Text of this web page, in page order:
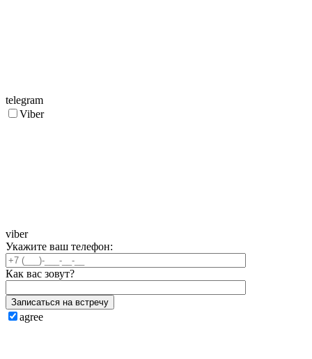
telegram
Viber
viber
Укажите ваш телефон:
Как вас зовут?
Записаться на встречу
agree